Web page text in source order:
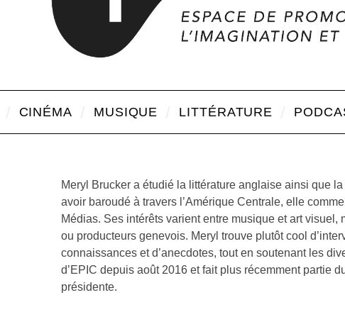
CINÉMA MUSIQUE LITTÉRATURE
Meryl Brucker a étudié la littérature anglaise ainsi que
avoir baroudé à travers l’Amérique Centrale, elle
Médias. Ses intérêts varient entre musique et art
ou producteurs genevois. Meryl trouve plutôt cool
connaissances et d’anecdotes, tout en soutenant les
d’EPIC depuis août 2016 et fait plus récemment partie
présidente.